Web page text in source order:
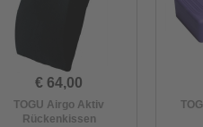
€ 64,00
TOGU Airgo Aktiv
Rückenkissen